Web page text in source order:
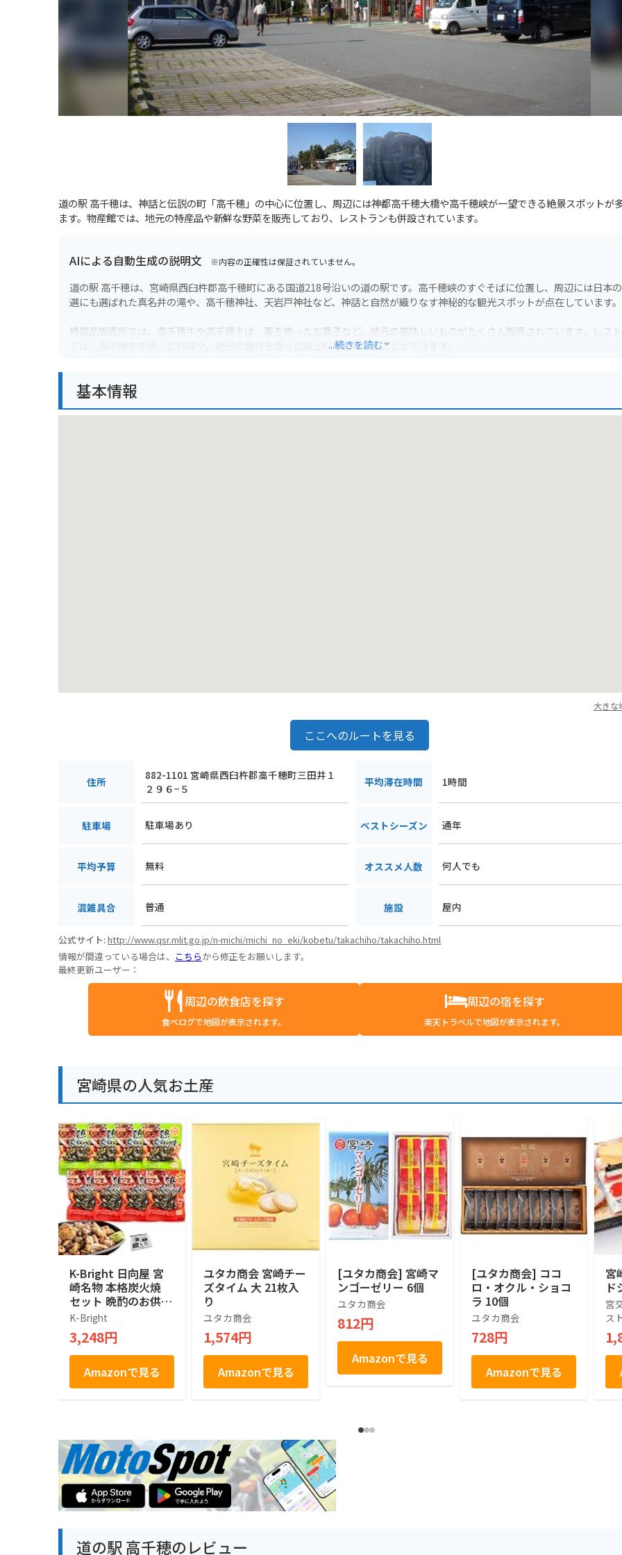
道の駅 高千穂は、神話と伝説の町「高千穂」の中心に位置し、周辺には神都高千穂大橋や高千穂峡が一望できる絶景スポットが
ます。物産館では、地元の特産品や新鮮な野菜を販売しており、レストランも併設されています。
AIによる自動生成の説明文 ※内容の正確性は保証されていません。
道の駅 高千穂は、宮崎県西臼杵郡高千穂町にある国道218号沿いの道の駅です。高千穂峡のすぐそばに位置し、周辺には日本
選にも選ばれた真名井の滝や、高千穂神社、天岩戸神社など、神話と自然が織りなす神秘的な観光スポットが点在しています。
特産品販売所では、高千穂牛や高千穂そば、栗を使ったお菓子など、地元の美味しいものがたくさん販売されています。レスト
では、高千穂牛を使った料理や、地元の食材を使った郷土料理を楽しむことができます。
にも最適です。ただし、道幅が狭くカーブも多いので、安全運転を心がけてください。周辺には温泉施設もあるので、ツーリン
...続きを読む
基本情報
大きな
ここへのルートを見る
住所
882-1101 宮崎県西臼杵郡高千穂町三田井１
２９６−５
平均滞在時間 1時間
駐車場 駐車場あり ベストシーズン 通年
平均予算 無料 オススメ人数 何人でも
混雑具合 普通 施設 屋内
公式サイト:http://www.qsr.mlit.go.jp/n-michi/michi_no_eki/kobetu/takachiho/takachiho.html
情報が間違っている場合は、 こちらから修正をお願いします。
最終更新ユーザー：
周辺の飲食店を探す
食べログで地図が表示されます。
周辺の宿を探す
楽天トラベルで地図が表示されます。
宮崎県の人気お土産
K-Bright 日向屋 宮
崎名物 本格炭火焼
セット 晩酌のお供に
ぴったり 国産鶏 (プ
レーン/柚子胡椒) 各
4個セット 計8個 [オ
リジナル保存袋]
K-Bright
3,248円
Amazonで見る
ユタカ商会 宮崎チー
ズタイム 大 21枚入
り
ユタカ商会
1,574円
Amazonで見る
[ユタカ商会] 宮崎マ
ンゴーゼリー 6個
ユタカ商会
812円
Amazonで見る
[ユタカ商会] ココ
ロ・オクル・ショコ
ラ 10個
ユタカ商会
728円
Amazonで見る
宮
ド
宮
ス
道の駅 高千穂のレビュー